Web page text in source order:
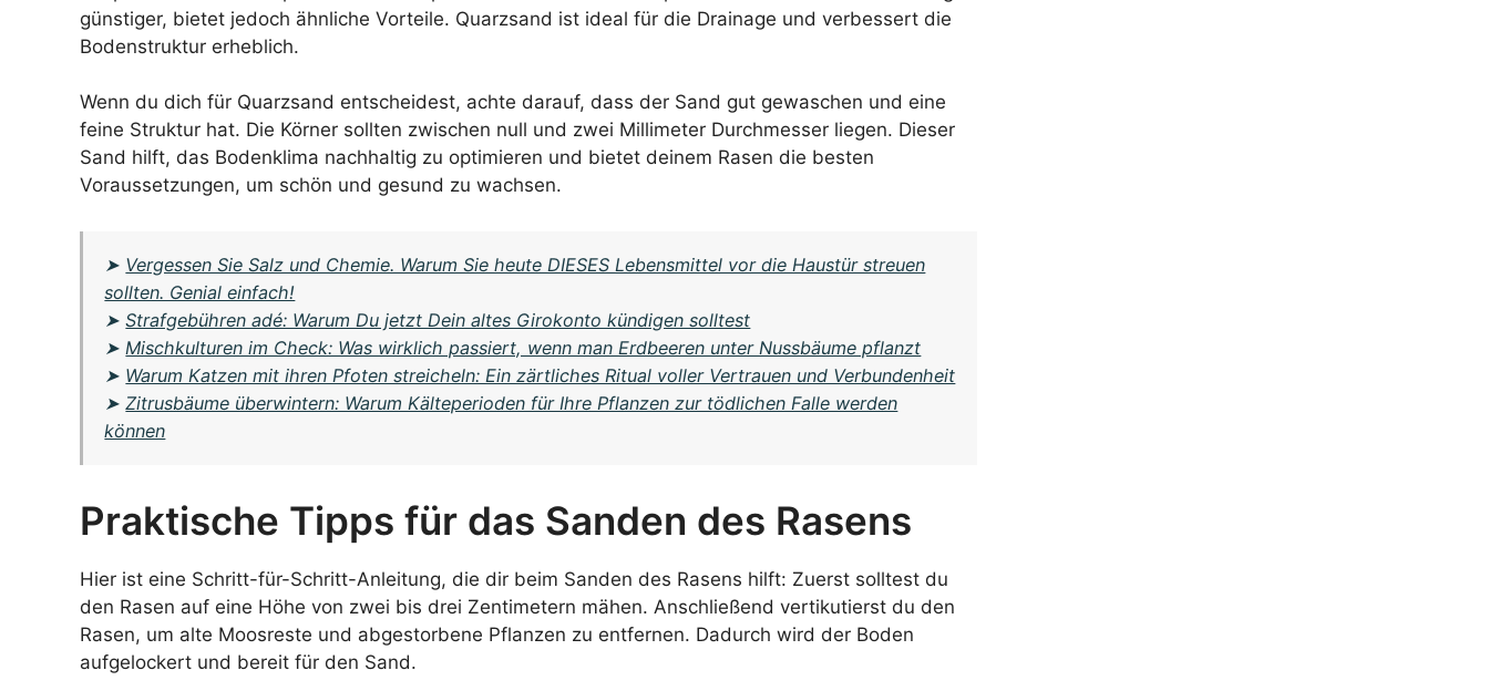
günstiger, bietet jedoch ähnliche Vorteile. Quarzsand ist ideal für die Drainage und verbessert die
Bodenstruktur erheblich.
Wenn du dich für Quarzsand entscheidest, achte darauf, dass der Sand gut gewaschen und eine
feine Struktur hat. Die Körner sollten zwischen null und zwei Millimeter Durchmesser liegen. Dieser
Sand hilft, das Bodenklima nachhaltig zu optimieren und bietet deinem Rasen die besten
Voraussetzungen, um schön und gesund zu wachsen.
➤ Vergessen Sie Salz und Chemie. Warum Sie heute DIESES Lebensmittel vor die Haustür streuen
sollten. Genial einfach!
➤Strafgebühren adé: Warum Du jetzt Dein altes Girokonto kündigen solltest
➤ Mischkulturen im Check: Was wirklich passiert, wenn man Erdbeeren unter Nussbäume pflanzt
➤ Warum Katzen mit ihren Pfoten streicheln: Ein zärtliches Ritual voller Vertrauen und Verbundenheit
➤Zitrusbäume überwintern: Warum Kälteperioden für Ihre Pflanzen zur tödlichen Falle werden
können
Praktische Tipps für das Sanden des Rasens
Hier ist eine Schritt-für-Schritt-Anleitung, die dir beim Sanden des Rasens hilft: Zuerst solltest du
den Rasen auf eine Höhe von zwei bis drei Zentimetern mähen. Anschließend vertikutierst du den
Rasen, um alte Moosreste und abgestorbene Pflanzen zu entfernen. Dadurch wird der Boden
aufgelockert und bereit für den Sand.